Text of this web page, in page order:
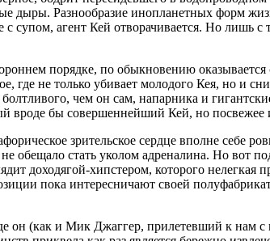
дыры. Разнообразие инопланетных форм
супом, агент Кей отворачивается. Но лишь с
порядке, по обыкновению оказывается
не только убивает молодого Кея, но и
чем он сам, напарника и
бы совершеннейший Кей, но посвежее
зрительское сердце вполне себе
обещало стать уколом адреналина. Но вот
доходягой-хипстером, которого нелегкая
пока интересничают своей
он (как и Мик Джаггер, прилетевший к нам с